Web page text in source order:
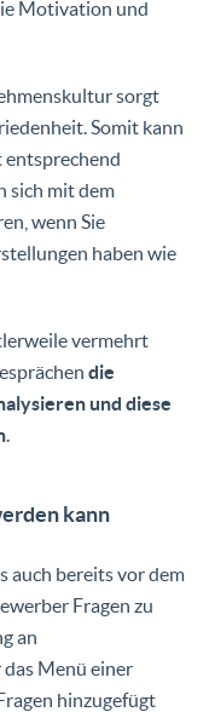
Motivation und
sorgt
Somit kann
entsprechend
sich mit dem
wenn Sie
haben wie
vermehrt
die
und diese
.
kann
auch bereits vor dem
Fragen zu
an
Menü einer
hinzugefügt